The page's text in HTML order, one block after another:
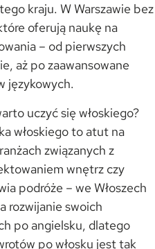
kraju. W Warszawie bez
oferują naukę na
– od pierwszych
aż po zaawansowane
językowych.
uczyć się włoskiego?
włoskiego to atut na
związanych z
wnętrz czy
podróże – we Włoszech
rozwijanie swoich
po angielsku, dlatego
po włosku jest tak